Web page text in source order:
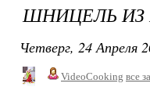
ШНИЦЕЛЬ
Четверг, 24 Апреля
VideoCooking все